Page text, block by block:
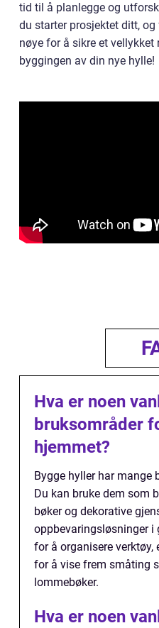
tid til å planlegge og
du starter prosjektet ditt,
nøye for å sikre et vellykket
byggingen av din nye hylle!
Hva er noen
bruksområder
hjemmet?
Bygge hyller har mange
Du kan bruke dem som
bøker og dekorative
oppbevaringsløsninger i
for å organisere
for å vise frem småting
lommebøker.
Hva er noen